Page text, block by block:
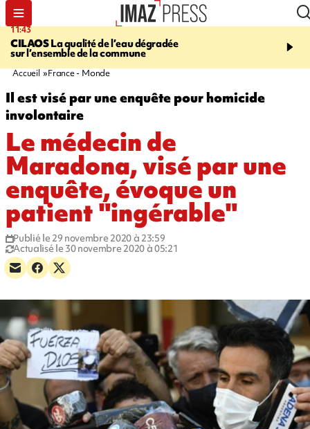
11:43
CILAOSLa qualité de l’eau dégradée
sur l’ensemble de la commune
12:20
Un
grands-parents puis
Accueil France - Monde
Il est visé par une enquête pour homicide
involontaire
Le médecin de
Maradona, visé par une
enquête, évoque un
patient "ingérable"
Publié le 29 novembre 2020 à 23:59
Actualisé le 30 novembre 2020 à 05:21